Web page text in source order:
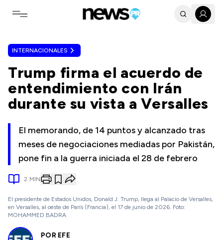
Toggle navigation menu
INTERNACIONALES
Trump firma el acuerdo de
entendimiento con Irán
durante su vista a Versalles
El memorando, de 14 puntos y alcanzado tras
meses de negociaciones mediadas por Pakistán,
pone fin a la guerra iniciada el 28 de febrero
2 MIN
El presidente de Estados Unidos, Donald J. Trump, llega al Palacio de Versalles,
en Versalles, al oeste de París (Francia), el 17 de junio de 2026. Foto:
MOHAMMED BADRA
POR EFE